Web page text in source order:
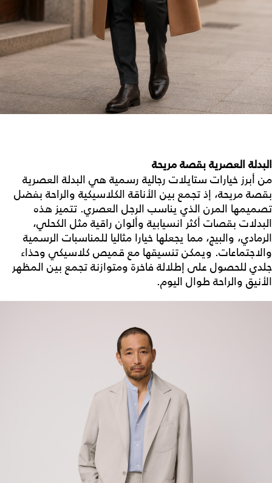
البدلة العصرية بقصة مريحة
من أبرز خيارات ستايلات رجالية رسمية هي البدلة العصرية
بقصة مريحة، إذ تجمع بين الأناقة الكلاسيكية والراحة بفضل
تصميمها المرن الذي يناسب الرجل العصري. تتميز هذه
البدلات بقصات أكثر انسيابية وألوان راقية مثل الكحلي،
الرمادي، والبيج، مما يجعلها خيارا مثاليا للمناسبات الرسمية
والاجتماعات. ويمكن تنسيقها مع قميص كلاسيكي وحذاء
جلدي للحصول على إطلالة فاخرة ومتوازنة تجمع بين المظهر
الأنيق والراحة طوال اليوم.